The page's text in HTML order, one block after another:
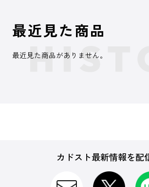
最近見た商品
最近見た商品がありません。
カドスト最新情報を配